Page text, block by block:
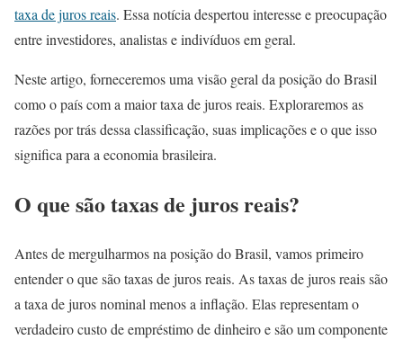
taxa de juros reais. Essa notícia despertou interesse e preocupação
entre investidores, analistas e indivíduos em geral.
Neste artigo, forneceremos uma visão geral da posição do Brasil
como o país com a maior taxa de juros reais. Exploraremos as
razões por trás dessa classificação, suas implicações e o que isso
significa para a economia brasileira.
O que são taxas de juros reais?
Antes de mergulharmos na posição do Brasil, vamos primeiro
entender o que são taxas de juros reais. As taxas de juros reais são
a taxa de juros nominal menos a inflação. Elas representam o
verdadeiro custo de empréstimo de dinheiro e são um componente